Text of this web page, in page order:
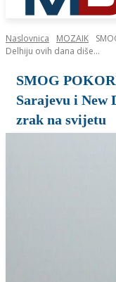
Naslovnica MOZAIK
Delhiju ovih dana diše...
SMOG
Sarajevu i New
zrak na svijetu